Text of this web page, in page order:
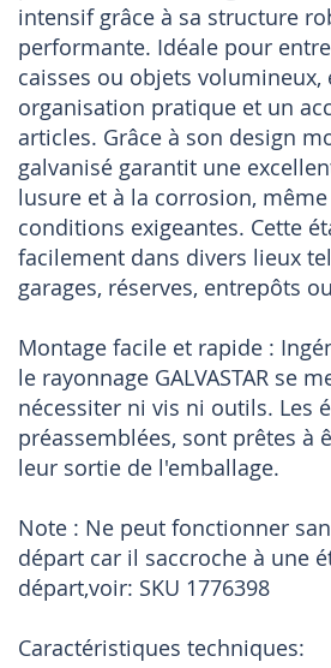
intensif grâce à sa structure
performante. Idéale pour
caisses ou objets volumineux,
organisation pratique et un
articles. Grâce à son design
galvanisé garantit une
lusure et à la corrosion,
conditions exigeantes. Cette
facilement dans divers lieux
garages, réserves, entrepôts
Montage facile et rapide :
le rayonnage GALVASTAR se
nécessiter ni vis ni outils. Les
préassemblées, sont prêtes à
leur sortie de l'emballage.
Note : Ne peut fonctionner
départ car il saccroche à une
départ,voir: SKU 1776398
Caractéristiques techniques: